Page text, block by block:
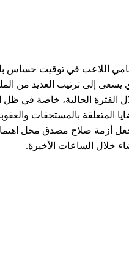
اللاعب في توقيت حساس
يسعى إلى ترتيب العديد من
الفترة الحالية، خاصة في ظل
المتعلقة بالمستحقات
يجعل أزمة صلاح مصدق محل
خلال الساعات الأخيرة.